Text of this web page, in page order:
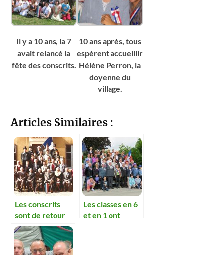
Il y a 10 ans, la 7
avait relancé la
fête des conscrits.
10 ans après, tous
espèrent accueillir
Hélène Perron, la
doyenne du
village.
Articles Similaires :
Les conscrits
sont de retour
Les classes en 6
et en 1 ont